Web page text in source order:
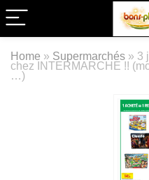
Home » Supermarchés » 3
chez INTERMARCHE !!
…)